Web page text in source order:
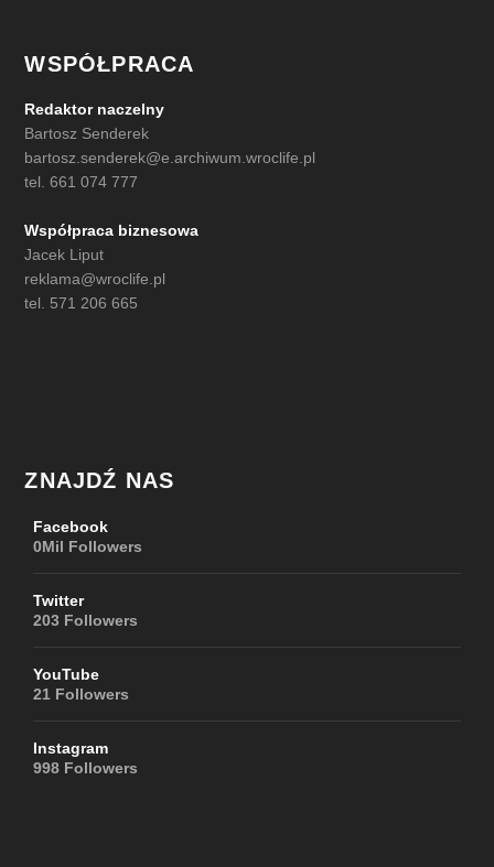
WSPÓŁPRACA
Redaktor naczelny
Bartosz Senderek
bartosz.senderek@e.archiwum.wroclife.pl
tel. 661 074 777
Współpraca biznesowa
Jacek Liput
reklama@wroclife.pl
tel. 571 206 665
ZNAJDŹ NAS
Facebook
0Mil Followers
Twitter
203 Followers
YouTube
21 Followers
Instagram
998 Followers